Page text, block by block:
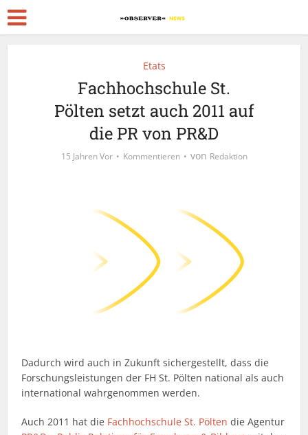
Etats
Fachhochschule St.
Pölten setzt auch 2011 auf
die PR von PR&D
15 Jahren Vor Kommentieren von Redaktion
Dadurch wird auch in Zukunft sichergestellt, dass die
Forschungsleistungen der FH St. Pölten national als auch
international wahrgenommen werden.
Auch 2011 hat die Fachhochschule St. Pölten die Agentur